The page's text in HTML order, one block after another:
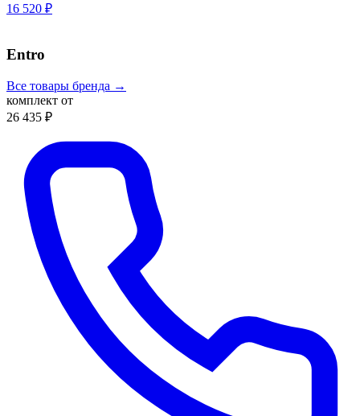
16 520 ₽
Entro
Все товары бренда →
комплект от
26 435 ₽